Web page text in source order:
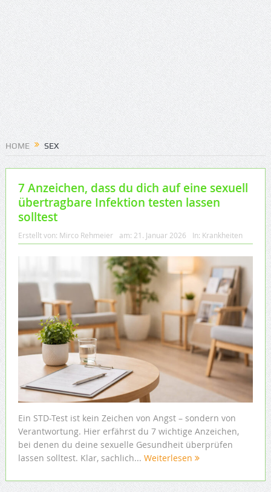
HOME SEX
7 Anzeichen, dass du dich auf eine sexuell
übertragbare Infektion testen lassen
solltest
Erstellt von: Mirco Rehmeier am: 21. Januar 2026 In: Krankheiten
Ein STD-Test ist kein Zeichen von Angst – sondern von
Verantwortung. Hier erfährst du 7 wichtige Anzeichen,
bei denen du deine sexuelle Gesundheit überprüfen
lassen solltest. Klar, sachlich... Weiterlesen